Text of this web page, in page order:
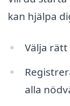
kan hjälpa
Välja
alla